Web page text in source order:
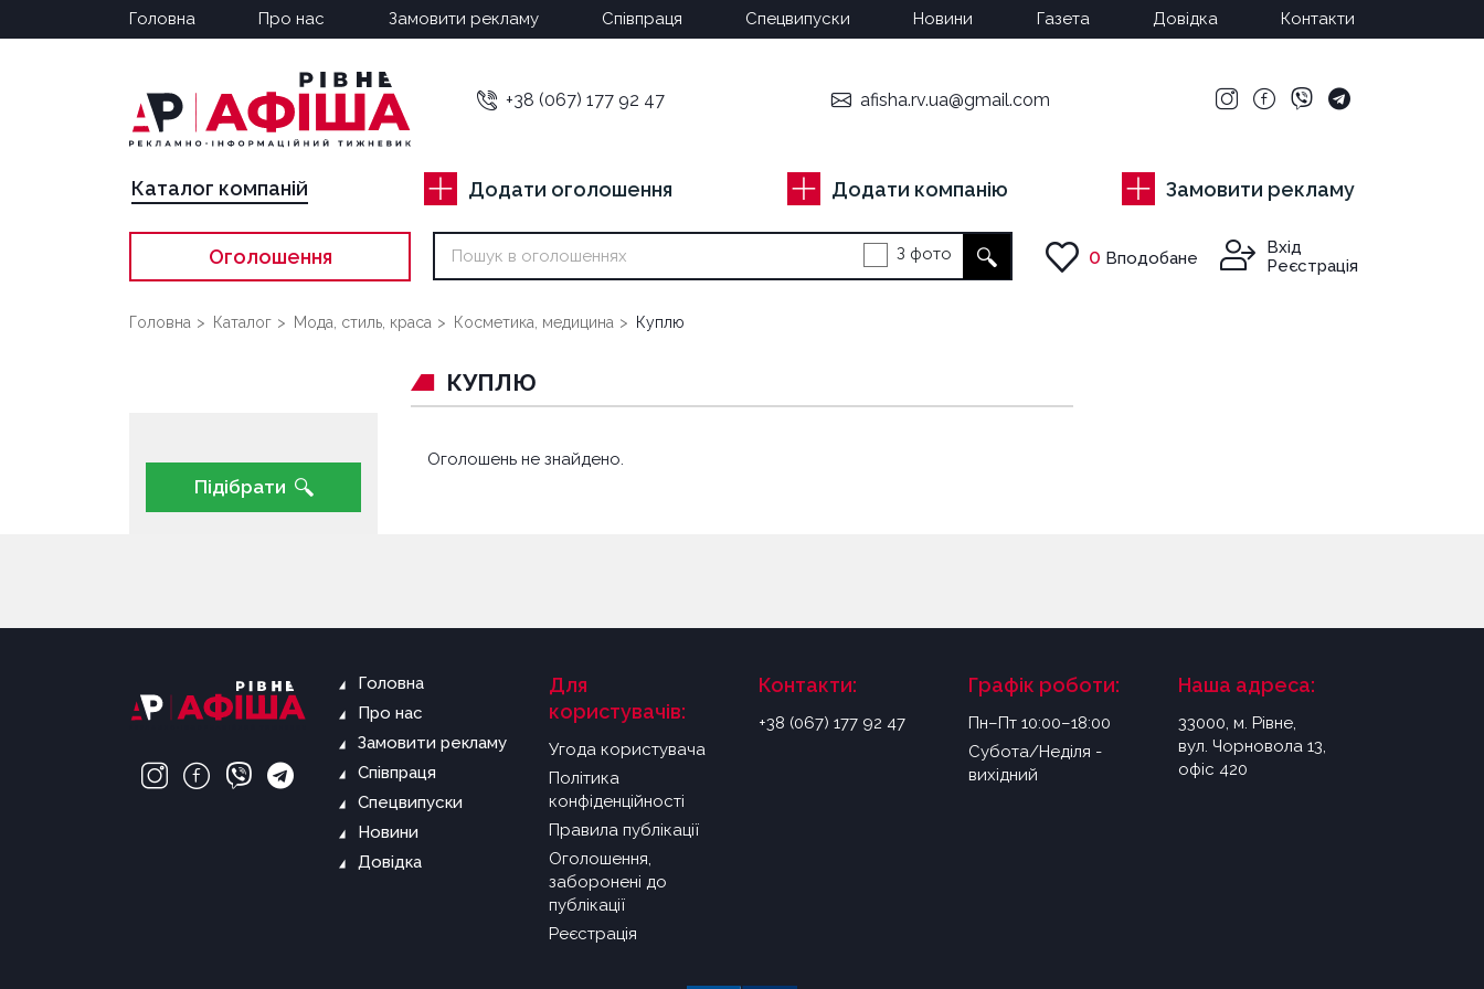
Головна Про нас Замовити рекламу Співпраця Спецвипуски Новини Газета Довідка Контакти
+38 (067) 177 92 47 afisha.rv.ua@gmail.com
Каталог компаній Додати оголошення Додати компанію Замовити рекламу
З фото Пошук
Оголошення 0 Вподобане
Вхід
Реєстрація
Головна Каталог Мода, стиль, краса Косметика, медицина Куплю
Підібрати
КУПЛЮ
Оголошень не знайдено.
Головна
Про нас
Замовити рекламу
Співпраця
Спецвипуски
Новини
Довідка
Для
користувачів:
Угода користувача
Політика
конфіденційності
Правила публікації
Оголошення,
заборонені до
публікації
Реєстрація
Контакти:
+38 (067) 177 92 47
Графік роботи:
Пн–Пт 10:00–18:00
Субота/Неділя -
вихідний
Наша адреса:
33000, м. Рівне,
вул. Чорновола 13,
офіс 420